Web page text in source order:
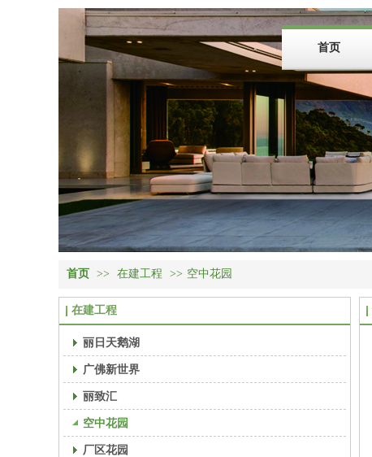
首页
首页 >> 在建工程 >> 空中花园
在建工程
丽日天鹅湖
广佛新世界
丽致汇
空中花园
厂区花园